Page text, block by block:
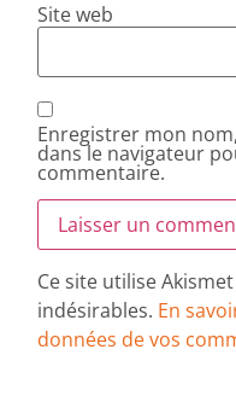
Site web
Enregistrer mon
dans le navigateur
commentaire.
Ce site utilise
indésirables. En
données de vos